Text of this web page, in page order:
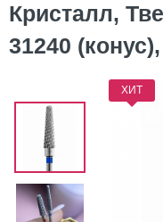
Кристалл,
31240
ХИТ